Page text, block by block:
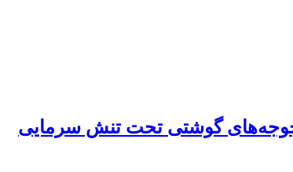
جوجه‌های گوشتی تحت تنش سرمایی